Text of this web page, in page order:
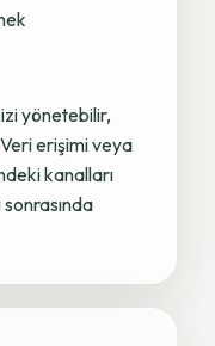
yönetebilir,
erişimi veya
kanalları